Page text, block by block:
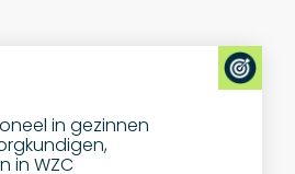
in gezinnen
in WZC